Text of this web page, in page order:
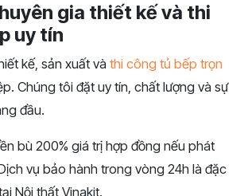
gia thiết kế và thi
uy tín
kế, sản xuất và thi công tủ bếp trọn
Chúng tôi đặt uy tín, chất lượng và sự
đầu.
bù 200% giá trị hợp đồng nếu phát
vụ bảo hành trong vòng 24h là đặc
Nội thất Vinakit.